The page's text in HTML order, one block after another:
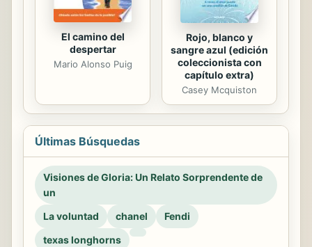
El camino del
despertar
Mario Alonso Puig
Rojo, blanco y
sangre azul (edición
coleccionista con
capítulo extra)
Casey Mcquiston
Últimas Búsquedas
Visiones de Gloria: Un Relato Sorprendente de
un
La voluntad
chanel
Fendi
texas longhorns